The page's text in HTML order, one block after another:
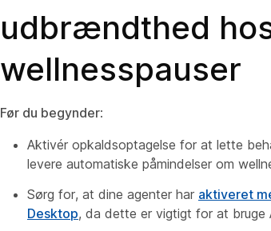
udbrændthed
wellnesspauser
Før du begynder:
Aktivér opkaldsoptagelse for at lette
levere automatiske påmindelser om
Sørg for, at dine agenter har aktiveret
Desktop, da dette er vigtigt for at bruge